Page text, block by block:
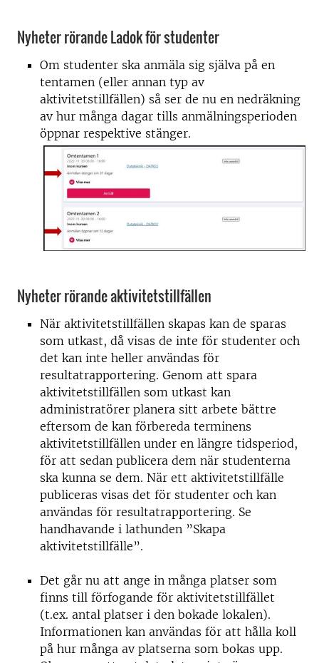
Nyheter rörande Ladok för studenter
Om studenter ska anmäla sig själva på en
tentamen (eller annan typ av
aktivitetstillfällen) så ser de nu en nedräkning
av hur många dagar tills anmälningsperioden
öppnar respektive stänger.
Nyheter rörande aktivitetstillfällen
När aktivitetstillfällen skapas kan de sparas
som utkast, då visas de inte för studenter och
det kan inte heller användas för
resultatrapportering. Genom att spara
aktivitetstillfällen som utkast kan
administratörer planera sitt arbete bättre
eftersom de kan förbereda terminens
aktivitetstillfällen under en längre tidsperiod,
för att sedan publicera dem när studenterna
ska kunna se dem. När ett aktivitetstillfälle
publiceras visas det för studenter och kan
användas för resultatrapportering. Se
handhavande i lathunden ”Skapa
aktivitetstillfälle”.
Det går nu att ange in många platser som
finns till förfogande för aktivitetstillfället
(t.ex. antal platser i den bokade lokalen).
Informationen kan användas för att hålla koll
på hur många av platserna som bokas upp.